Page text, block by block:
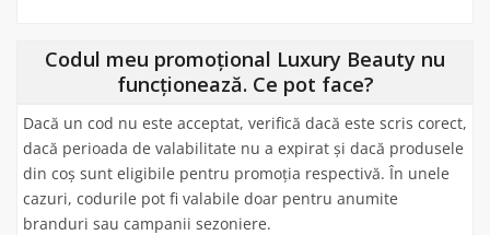
Codul meu promoțional Luxury Beauty nu
funcționează. Ce pot face?
Dacă un cod nu este acceptat, verifică dacă este scris corect,
dacă perioada de valabilitate nu a expirat și dacă produsele
din coș sunt eligibile pentru promoția respectivă. În unele
cazuri, codurile pot fi valabile doar pentru anumite
branduri sau campanii sezoniere.